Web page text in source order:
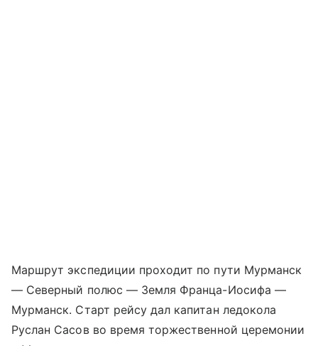
Маршрут экспедиции проходит по пути Мурманск
— Северный полюс — Земля Франца-Иосифа —
Мурманск. Старт рейсу дал капитан ледокола
Руслан Сасов во время торжественной церемонии